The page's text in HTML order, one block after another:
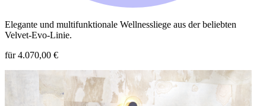
Elegante und multifunktionale Wellnessliege aus der beliebten
Velvet-Evo-Linie.
für 4.070,00 €